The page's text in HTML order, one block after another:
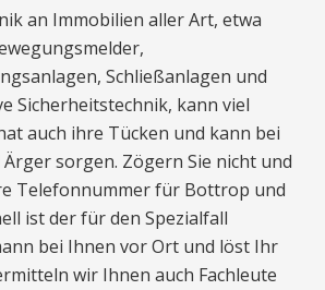
an Immobilien aller Art, etwa
Schließanlagen und
Sicherheitstechnik, kann viel
auch ihre Tücken und kann bei
sorgen. Zögern Sie nicht und
Telefonnummer für Bottrop und
ist der für den Spezialfall
bei Ihnen vor Ort und löst Ihr
wir Ihnen auch Fachleute